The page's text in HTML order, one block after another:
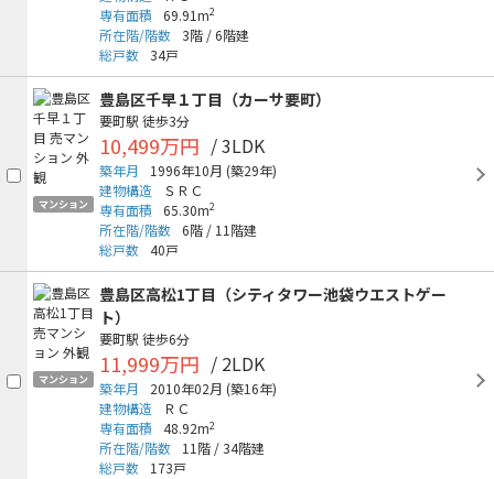
専有面積
69.91m2
所在階/階数 3階 /6階建
総戸数 34戸
マンション
豊島区千早１丁目（カーサ要町）
要町駅 徒歩3分
10,499万円 / 3LDK
築年月 1996年10月 (築29年)
建物構造
ＳＲＣ
専有面積
65.30m2
所在階/階数 6階 / 11階建
総戸数 40戸
マンション
豊島区高松1丁目（シティタワー池袋ウエストゲー
ト）
要町駅 徒歩6分
11,999万円 / 2LDK
築年月 2010年02月 (築16年)
建物構造
ＲＣ
専有面積
48.92m2
所在階/階数 11階 /34階建
総戸数
173戸